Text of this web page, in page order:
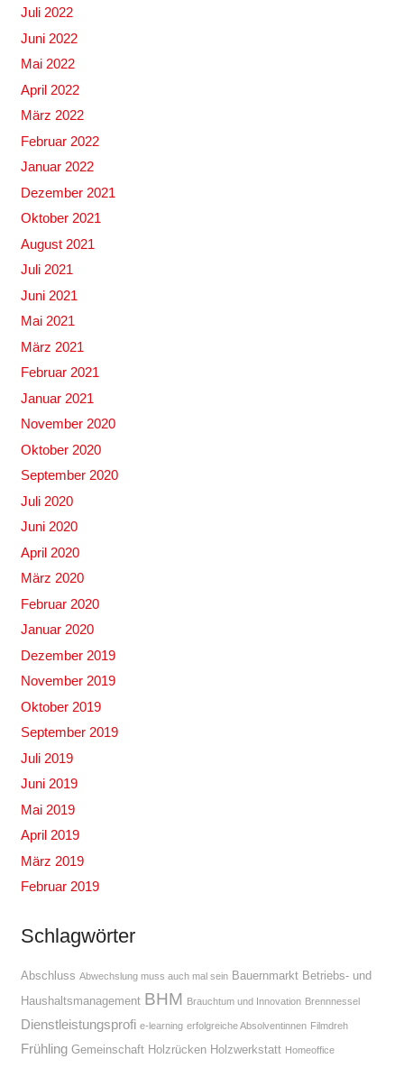
Juli 2022
Juni 2022
Mai 2022
April 2022
März 2022
Februar 2022
Januar 2022
Dezember 2021
Oktober 2021
August 2021
Juli 2021
Juni 2021
Mai 2021
März 2021
Februar 2021
Januar 2021
November 2020
Oktober 2020
September 2020
Juli 2020
Juni 2020
April 2020
März 2020
Februar 2020
Januar 2020
Dezember 2019
November 2019
Oktober 2019
September 2019
Juli 2019
Juni 2019
Mai 2019
April 2019
März 2019
Februar 2019
Schlagwörter
Abschluss Abwechslung muss auch mal sein Bauernmarkt Betriebs- und
Haushaltsmanagement BHM Brauchtum und Innovation Brennnessel
Dienstleistungsprofi e-learning erfolgreiche Absolventinnen Filmdreh
Frühling Gemeinschaft Holzrücken Holzwerkstatt Homeoffice